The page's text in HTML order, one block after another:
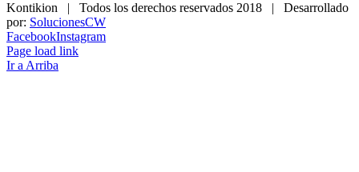
Kontikion | Todos los derechos reservados 2018 | Desarrollado
por: SolucionesCW
FacebookInstagram
Page load link
Ir a Arriba